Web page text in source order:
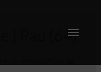
| Pau (64)